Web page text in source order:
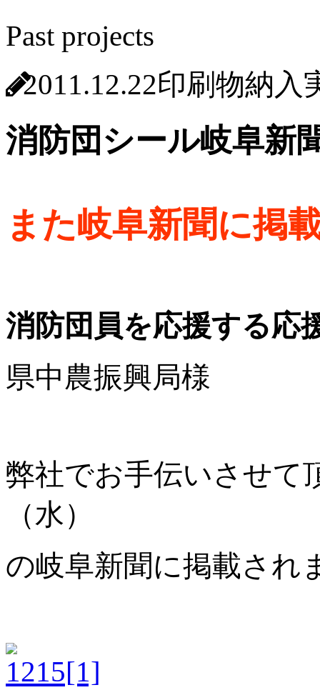
Past projects
2011.12.22印刷物納入
消防団シール岐阜新
また岐阜新聞に掲
消防団員を応援する応
県中農振興局様
弊社でお手伝いさせて
（水）
の岐阜新聞に掲載され